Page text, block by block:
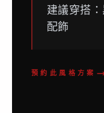
建議穿搭
配飾
預約此風格方案